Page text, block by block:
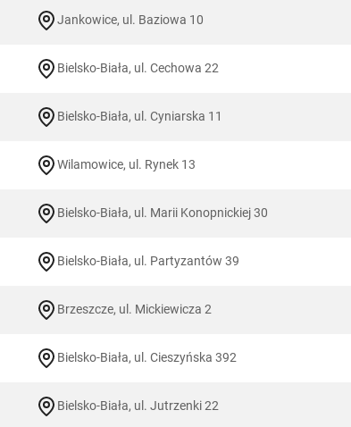
Jankowice, ul. Baziowa 10
Bielsko-Biała, ul. Cechowa 22
Bielsko-Biała, ul. Cyniarska 11
Wilamowice, ul. Rynek 13
Bielsko-Biała, ul. Marii Konopnickiej 30
Bielsko-Biała, ul. Partyzantów 39
Brzeszcze, ul. Mickiewicza 2
Bielsko-Biała, ul. Cieszyńska 392
Bielsko-Biała, ul. Jutrzenki 22